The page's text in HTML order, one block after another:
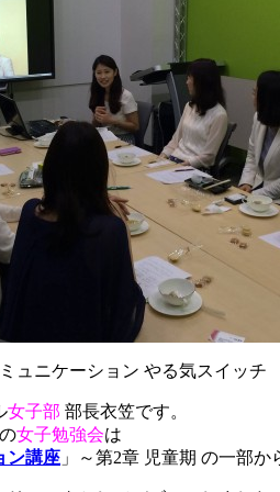
ュニケーション やる気スイッチ
女子部 部長衣笠です。
女子勉強会は
ン講座 」～第2章 児童期 の一部か